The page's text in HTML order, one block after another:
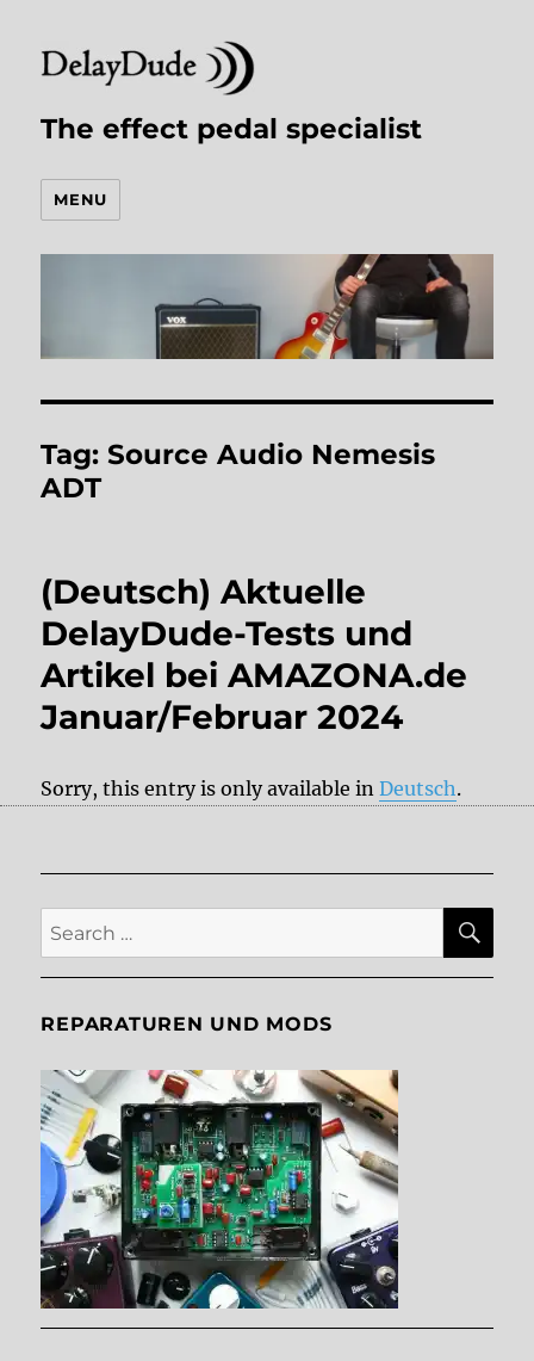
The effect pedal specialist
MENU
Tag:Source Audio Nemesis
ADT
(Deutsch) Aktuelle
DelayDude-Tests und
Artikel bei AMAZONA.de
Januar/Februar 2024
Sorry, this entry is only available inDeutsch.
Search
for:
REPARATUREN UND MODS